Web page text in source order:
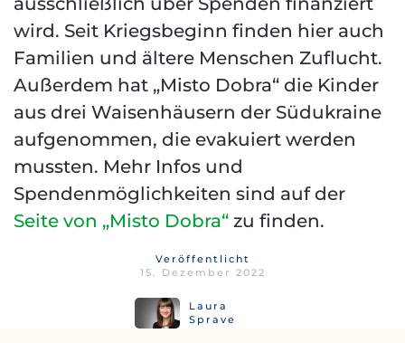
wird. Seit Kriegsbeginn finden hier auch
Familien und ältere Menschen Zuflucht.
Außerdem hat „Misto Dobra“ die Kinder
aus drei Waisenhäusern der Südukraine
aufgenommen, die evakuiert werden
mussten. Mehr Infos und
Spendenmöglichkeiten sind auf der
Seite von „Misto Dobra“ zu finden.
Veröffentlicht
15. Dezember 2022
Laura
Sprave